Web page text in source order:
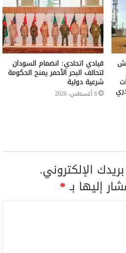
قيادي اتحادي: انضمام السودان
لتحالف البحر الأحمر يمنح الحكومة
شرعية دولية
6 أغسطس، 2026
الإلكتروني.
إليها بـ*